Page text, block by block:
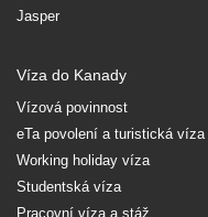
Jasper
Víza do Kanady
Vízová povinnost
eTa povolení a turistická víza
Working holiday víza
Studentská víza
Pracovní víza a stáž